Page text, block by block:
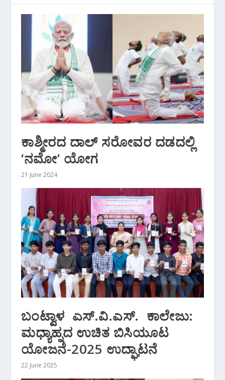
ಕಾಶ್ಮೀರದ ದಾಲ್‌ ಸರೋವರ ದಡದಲ್ಲಿ
‘ನಮೋ’ ಯೋಗ
21 June 2024
ಬಂಟ್ವಾಳ ಎಸ್.ವಿ.ಎಸ್. ಕಾಲೇಜು:
ಮಧ್ಯಾಹ್ನದ ಉಚಿತ ಬಿಸಿಯೂಟ
ಯೋಜನೆ-2025 ಉದ್ಘಾಟನೆ
22 June 2025